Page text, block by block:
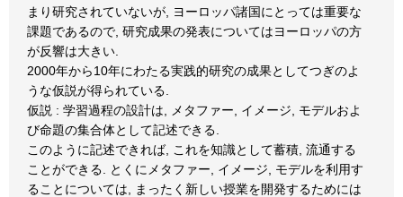
まり研究されていないが, ヨーロッパ諸国にとっては重要な
課題であるので, 研究成果の発表についてはヨーロッパの方
が反響は大きい.
2000年から10年にわたる実践的研究の成果としてつぎのよ
うな仮説が得られている.
仮説 : 学習過程の設計は, メタファー, イメージ, モデルおよ
び命題の集合体として記述できる.
このように記述できれば, これを知識として蓄積, 流通する
ことができる. とくにメタファー, イメージ, モデルを利用す
ることについては, まったく新しい授業を開発するためには